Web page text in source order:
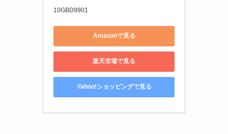
10GBD9901
Amazonで見る
楽天市場で見る
Yahoo!ショッピングで見る